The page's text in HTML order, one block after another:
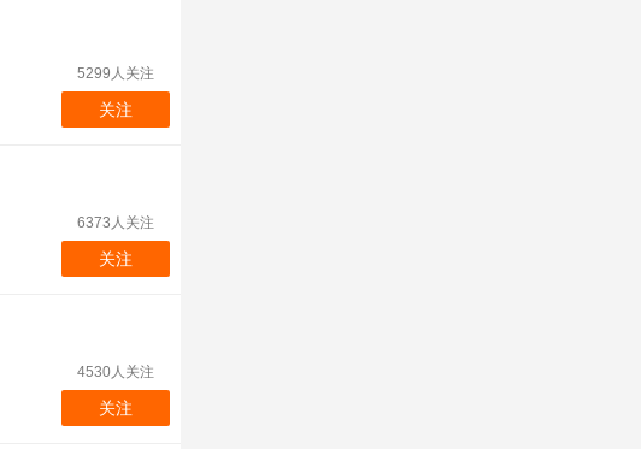
5299人关注
关注
6373人关注
关注
4530人关注
关注